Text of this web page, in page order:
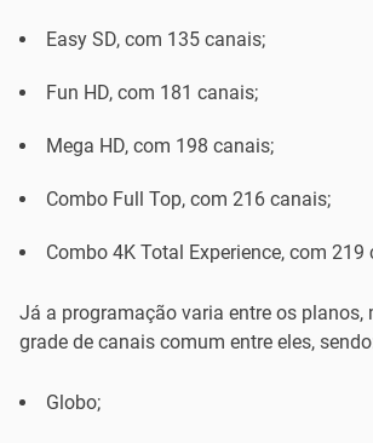
Easy SD, com 135 canais;
Fun HD, com 181 canais;
Mega HD, com 198 canais;
Combo Full Top, com 216 canais;
Combo 4K Total Experience, com 219
Já a programação varia entre os planos,
grade de canais comum entre eles,
Globo;